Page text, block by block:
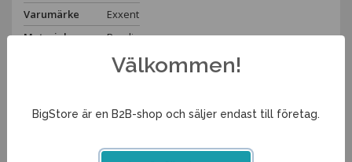
Varumärke
Exxent
Material
Porslin
11cm
Välkommen!
BigStore är en B2B-shop och säljer endast till företag.